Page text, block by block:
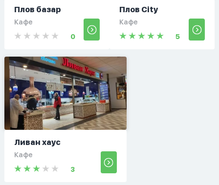
Плов базар
Кафе
0
Плов City
Кафе
5
Ливан хаус
Кафе
3